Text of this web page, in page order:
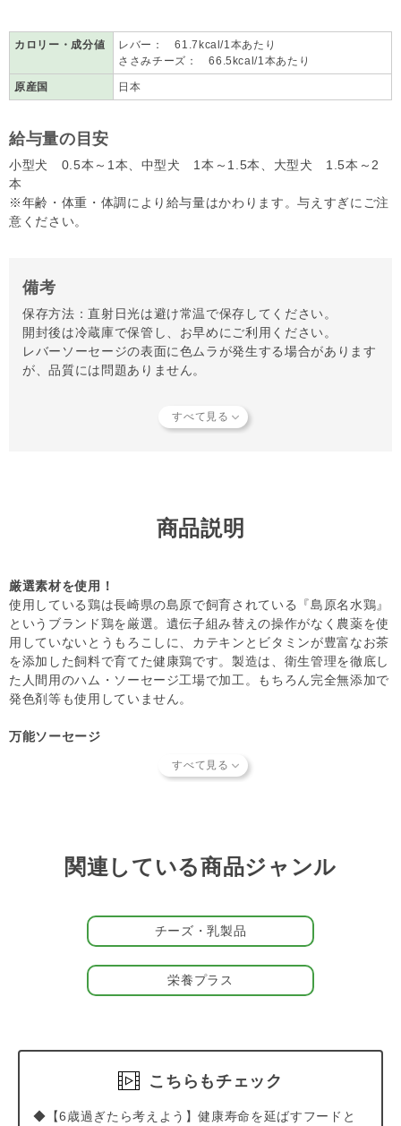
カロリー・成分値
レバー： 61.7kcal/1本あたり
ささみチーズ： 66.5kcal/1本あたり
原産国 日本
給与量の目安
小型犬 0.5本～1本、中型犬 1本～1.5本、大型犬 1.5本～2
本
※年齢・体重・体調により給与量はかわります。与えすぎにご注
意ください。
備考
保存方法：直射日光は避け常温で保存してください。
開封後は冷蔵庫で保管し、お早めにご利用ください。
レバーソーセージの表面に色ムラが発生する場合があります
が、品質には問題ありません。
当店では独自の安全基準を設け、原材料そのものの品質やパ
本商品はご注文タイミングやご注文内容によっては、購入履
歴からのご注文キャンセル、 修正を受け付けることができ
(「発送予定日のお知らせメール」をお送りする前であれ
ば、メール・お電話・ マイページにてご注文をキャンセル
いただけます。）
商品説明
厳選素材を使用！
使用している鶏は長崎県の島原で飼育されている『島原名水鶏』
というブランド鶏を厳選。遺伝子組み替えの操作がなく農薬を使
用していないとうもろこしに、カテキンとビタミンが豊富なお茶
を添加した飼料で育てた健康鶏です。製造は、衛生管理を徹底し
た人間用のハム・ソーセージ工場で加工。もちろん完全無添加で
発色剤等も使用していません。
万能ソーセージ
やすい柔らかさです。小型犬から大型犬まで幅広く楽しめます。
▽無薬鶏レバーソーセージの魅力
かかったり、新鮮な物が手に入らないという悩みはつきもの。無
薬鶏レバーソーセージは、栄養満点のレバーにでんぷんを加え
て、柔らかいソーセージに仕上げました。レバーには、ビタミン
やミネラルなどの栄養が豊富に含まれています。
パートナーが大好きなささみと嗜好性抜群の香り豊かなチーズと
合わせて、柔らかいソーセージに仕上げました。
【プチ情報】
関連している商品ジャンル
チーズ・乳製品
栄養プラス
こちらもチェック
◆【6歳過ぎたら考えよう】健康寿命を延ばすフードと